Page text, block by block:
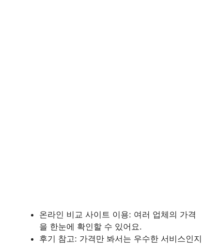
온라인 비교 사이트 이용: 여러 업체의 가격
을 한눈에 확인할 수 있어요.
후기 참고: 가격만 봐서는 우수한 서비스인지